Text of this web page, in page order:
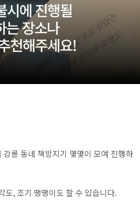
릉 동네 책방지기 몇몇이 모여 진행하
도, 조기 땡땡이도 할 수 있습니다.